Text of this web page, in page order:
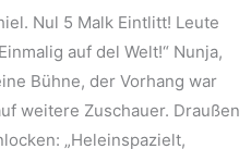
Nul 5 Malk Eintlitt! Leute
auf del Welt!“ Nunja,
Bühne, der Vorhang war
weitere Zuschauer. Draußen
„Heleinspazielt,